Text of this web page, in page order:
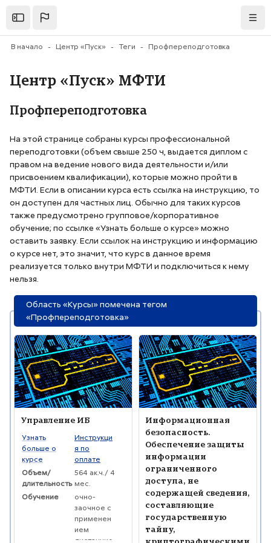
Открыть
В начало Центр «Пуск» Теги Профпереподготовка
Центр «Пуск» МФТИ
Профпереподготовка
На этой странице собраны курсы профессиональной
переподготовки (объем свыше 250 ч, выдается диплом с
правом на ведение нового вида деятельности и/или
присвоением квалификации), которые можно пройти в
МФТИ. Если в описании курса есть ссылка на инструкцию, то
он доступен для частных лиц. Обычно для таких курсов
также предусмотрено групповое/корпоративное
обучение; по ссылке «Узнать больше о курсе» можно
оставить заявку. Если ссылок на инструкцию и информацию
о курсе нет, это значит, что курс в данное время
реализуется только внутри МФТИ и подключиться к нему
нельзя.
Область «Курсы» помечена тегом
«Профпереподготовка»
Изображение курса" Управление ИБ
Изображение курса
Название курса
Управление ИБ
Текст краткого изложения курса:
Узнать
больше о
курсе
Инструкци
я по
оплате
Объем/
длительность
564 ак.ч./ 4
мес.
Обучение
очно-
заочное с
применен
ием
дистанцио
Изображение курса"
Изображение курса
Название курса
Информационная
безопасность.
Обеспечение защиты
информации
ограниченного
доступа, не
содержащей сведения,
составляющие
государственную
тайну,
криптографическими